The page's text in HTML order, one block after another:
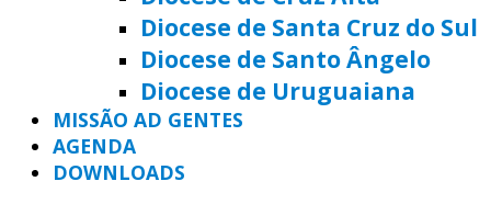
Diocese de Santa Cruz do Sul
Diocese de Santo Ângelo
Diocese de Uruguaiana
MISSÃO AD GENTES
AGENDA
DOWNLOADS